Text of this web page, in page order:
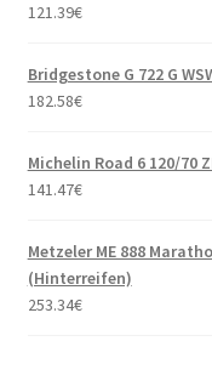
121.39€
Bridgestone G 722 G
182.58€
Michelin Road 6 120/70
141.47€
Metzeler ME 888
(Hinterreifen)
253.34€